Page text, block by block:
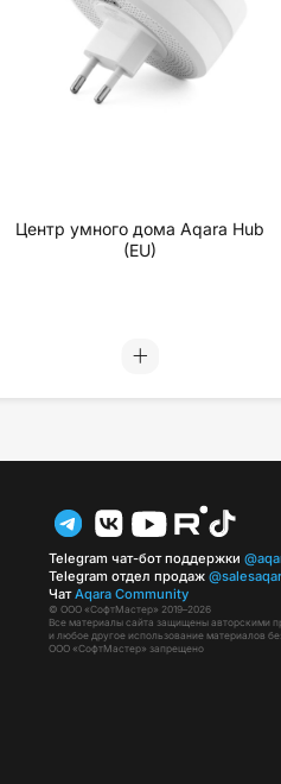
Центр умного дома Aqara Hub
(EU)
Telegram чат-бот поддержки
Telegram отдел продаж
ЧатAqara Community
© ООО «СофтМастер» 2019–2026
Все материалы сайта защищены авторскими
и любое другое использование материалов
ООО «СофтМастер» запрещено